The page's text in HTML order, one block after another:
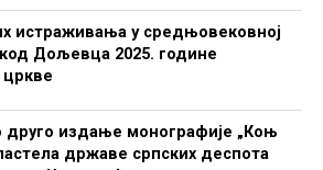
истраживања у средњовековној
Дољевца 2025. године
цркве
издање монографије „Коњ
државе српских деспота